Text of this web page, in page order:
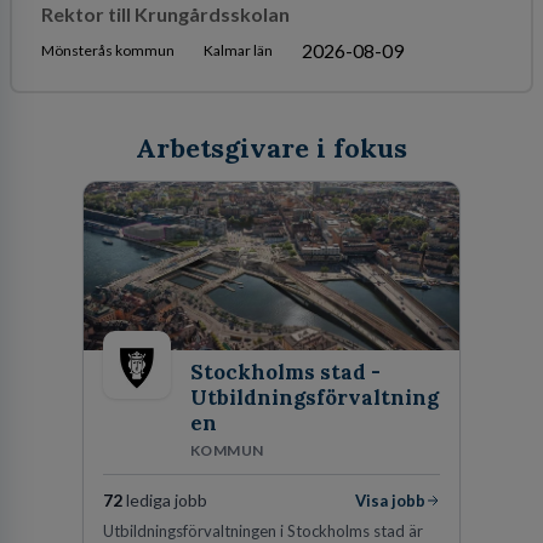
Rektor till Krungårdsskolan
Mönsterås kommun Kalmar län 2026-08-09
Arbetsgivare i fokus
Stockholms stad -
Utbildningsförvaltning
en
KOMMUN
72lediga jobb
Visa jobb
Utbildningsförvaltningen i Stockholms stad är